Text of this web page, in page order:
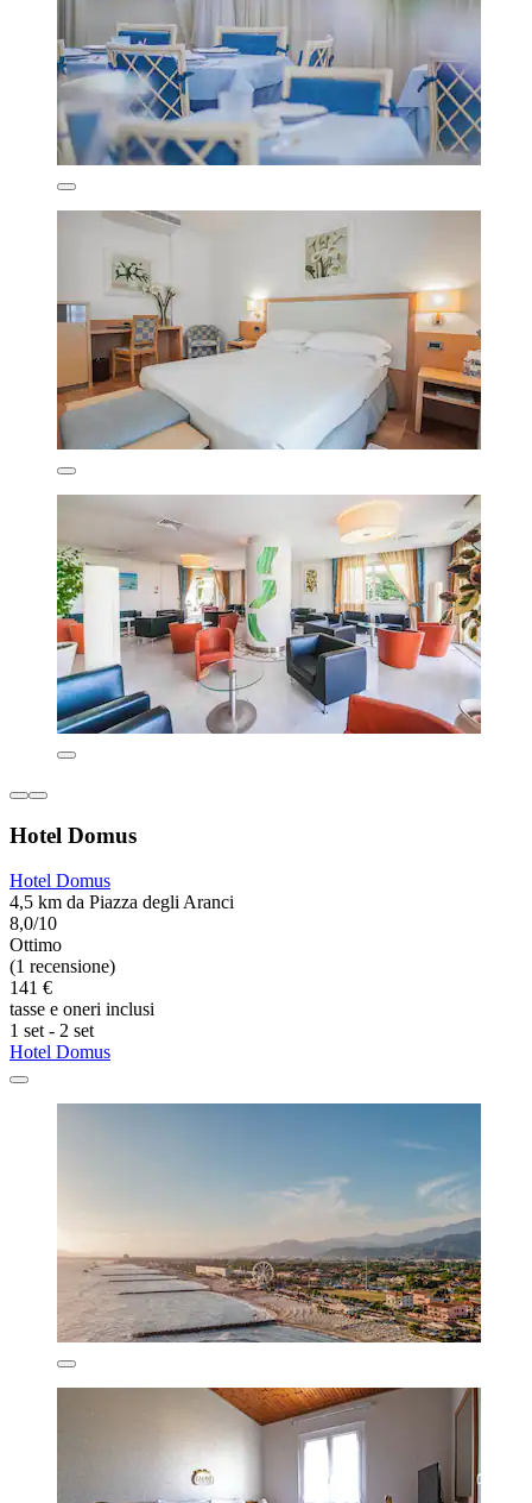
Hotel Domus
Hotel Domus
4,5 km da Piazza degli Aranci
8,0/10
Ottimo
(1 recensione)
141 €
tasse e oneri inclusi
1 set - 2 set
Hotel Domus